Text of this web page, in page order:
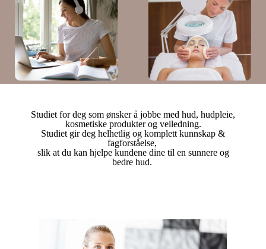
Studiet for deg som ønsker å jobbe med hud, hudpleie,
kosmetiske produkter og veiledning.
Studiet gir deg helhetlig og komplett kunnskap &
fagforståelse,
slik at du kan hjelpe kundene dine til en sunnere og
bedre hud.